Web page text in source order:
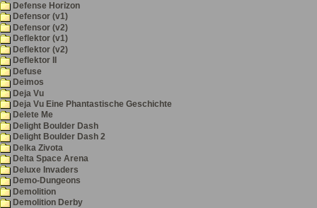
Defense Horizon
Defensor (v1)
Defensor (v2)
Deflektor (v1)
Deflektor (v2)
Deflektor II
Defuse
Deimos
Deja Vu
Deja Vu Eine Phantastische Geschichte
Delete Me
Delight Boulder Dash
Delight Boulder Dash 2
Delka Zivota
Delta Space Arena
Deluxe Invaders
Demo-Dungeons
Demolition
Demolition Derby